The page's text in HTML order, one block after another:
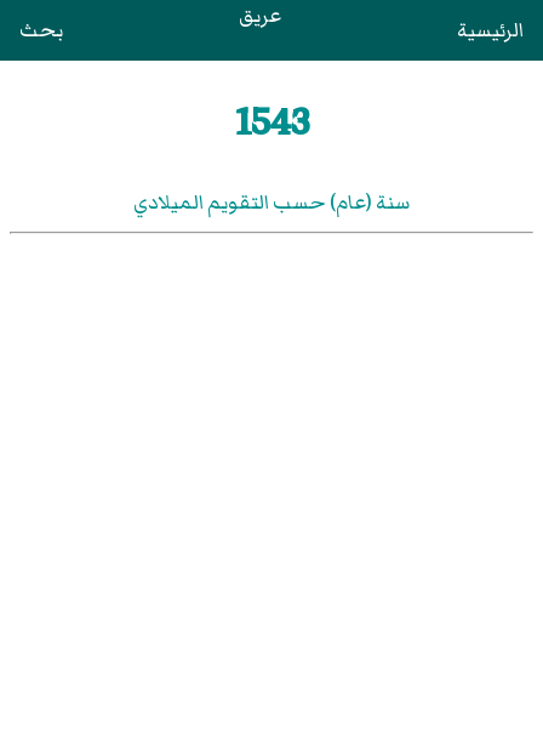
الرئيسية عريق بحث
1543
سنة (عام) حسب التقويم الميلادي